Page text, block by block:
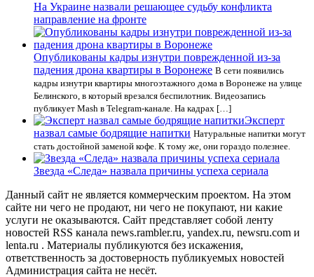
На Украине назвали решающее судьбу конфликта
направление на фронте
Опубликованы кадры изнутри поврежденной из-за
падения дрона квартиры в Воронеже В сети появились
кадры изнутри квартиры многоэтажного дома в Воронеже на улице
Белинского, в который врезался беспилотник. Видеозапись
публикует Mash в Telegram-канале. На кадрах […]
Эксперт
назвал самые бодрящие напитки Натуральные напитки могут
стать достойной заменой кофе. К тому же, они гораздо полезнее.
Звезда «Следа» назвала причины успеха сериала
Данный сайт не является коммерческим проектом. На этом
сайте ни чего не продают, ни чего не покупают, ни какие
услуги не оказываются. Сайт представляет собой ленту
новостей RSS канала news.rambler.ru, yandex.ru, newsru.com и
lenta.ru . Материалы публикуются без искажения,
ответственность за достоверность публикуемых новостей
Администрация сайта не несёт.